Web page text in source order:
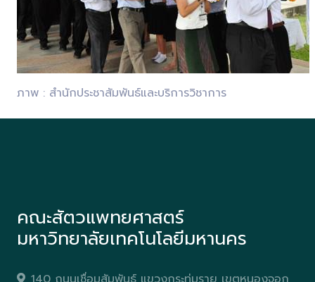
ภาพ : สำนักประชาสัมพันธ์และบริการวิชาการ
คณะสัตวแพทยศาสตร์
มหาวิทยาลัยเทคโนโลยีมหานคร